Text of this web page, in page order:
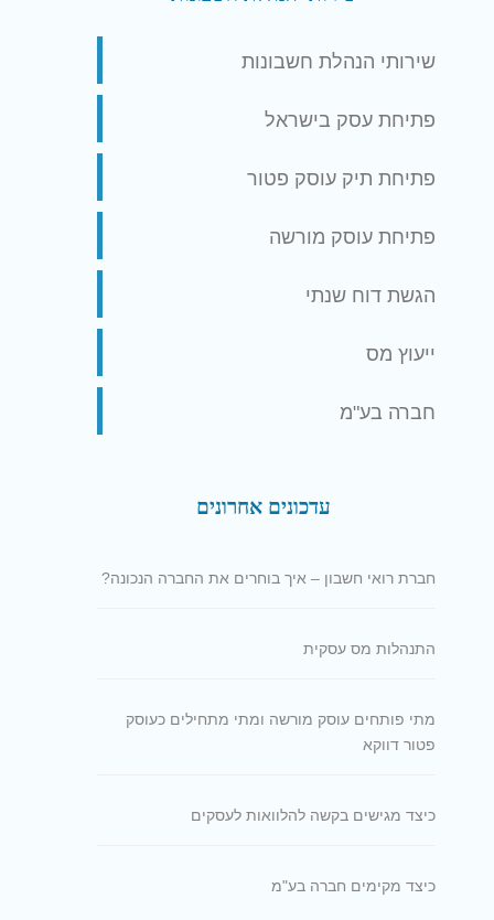
שירותי הנהלת חשבונות
פתיחת עסק בישראל
פתיחת תיק עוסק פטור
פתיחת עוסק מורשה
הגשת דוח שנתי
ייעוץ מס
חברה בע"מ
עדכונים אחרונים
חברת רואי חשבון – איך בוחרים את החברה הנכונה?
התנהלות מס עסקית
מתי פותחים עוסק מורשה ומתי מתחילים כעוסק
פטור דווקא
כיצד מגישים בקשה להלוואות לעסקים
כיצד מקימים חברה בע"מ